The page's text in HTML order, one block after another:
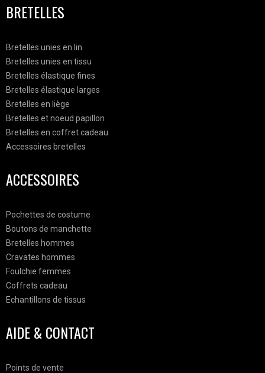
BRETELLES
Bretelles unies en lin
Bretelles unies en tissu
Bretelles élastique fines
Bretelles élastique larges
Bretelles en liège
Bretelles et noeud papillon
Bretelles en coffret cadeau
Accessoires bretelles
ACCESSOIRES
Pochettes de costume
Boutons de manchette
Bretelles hommes
Cravates hommes
Foulchie femmes
Coffrets cadeau
Echantillons de tissus
AIDE & CONTACT
Points de vente